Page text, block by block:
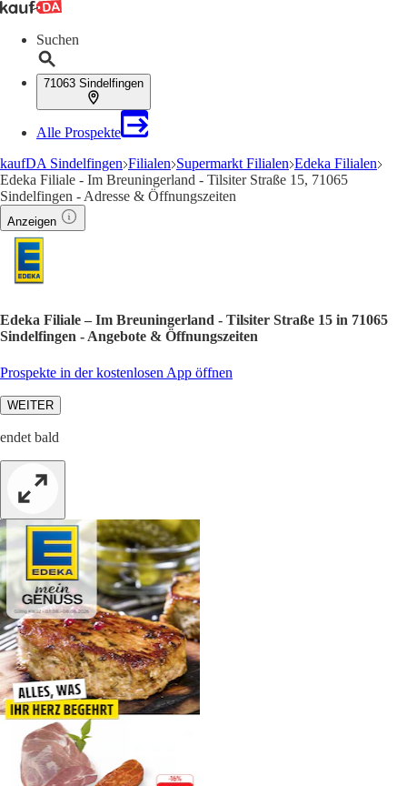
Suchen
71063 Sindelfingen
Alle Prospekte
kaufDA Sindelfingen Filialen Supermarkt Filialen Edeka Filialen
Edeka Filiale - Im Breuningerland - Tilsiter Straße 15, 71065
Sindelfingen - Adresse & Öffnungszeiten
Anzeigen
Edeka Filiale – Im Breuningerland - Tilsiter Straße 15 in 71065
Sindelfingen - Angebote & Öffnungszeiten
Prospekte in der kostenlosen App öffnen
WEITER
endet bald